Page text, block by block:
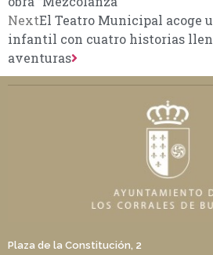
NextEl Teatro Municipal acoge
infantil con cuatro historias
aventuras
Plaza de la Constitución, 2